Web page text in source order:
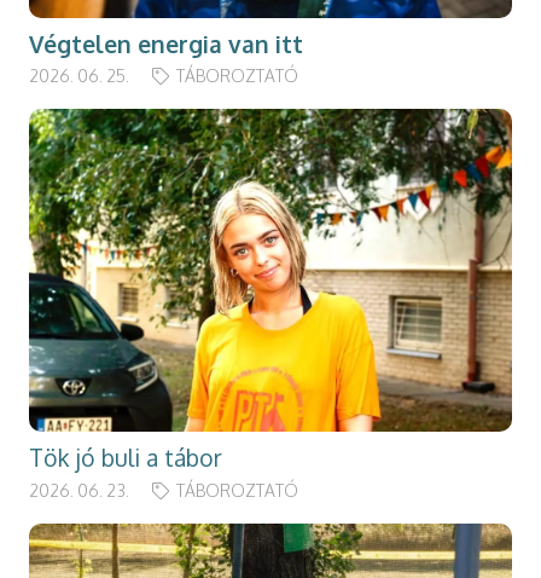
Végtelen energia van itt
2026. 06. 25. TÁBOROZTATÓ
Tök jó buli a tábor
2026. 06. 23. TÁBOROZTATÓ